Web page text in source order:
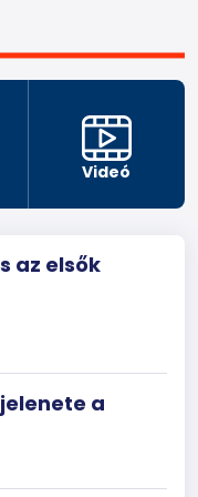
Videó
az elsők
a